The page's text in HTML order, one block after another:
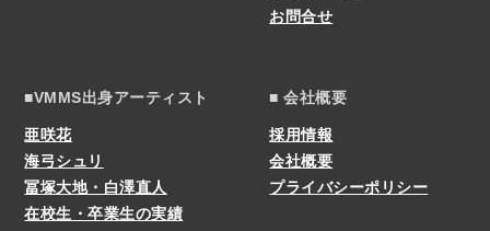
お問合せ
■VMMS出身アーティスト
亜咲花
海弓シュリ
冨塚大地・白澤直人
在校生・卒業生の実績
■ 会社概要
採用情報
会社概要
プライバシーポリシー